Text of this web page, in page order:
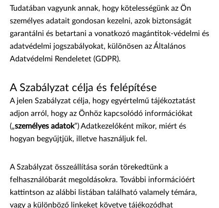
Tudatában vagyunk annak, hogy kötelességünk az Ön
személyes adatait gondosan kezelni, azok biztonságát
garantálni és betartani a vonatkozó magántitok-védelmi és
adatvédelmi jogszabályokat, különösen az Általános
Adatvédelmi Rendeletet (GDPR).
A Szabályzat célja és felépítése
A jelen Szabályzat célja, hogy egyértelmű tájékoztatást
adjon arról, hogy az Önhöz kapcsolódó információkat
(„személyes adatok”) Adatkezelőként mikor, miért és
hogyan begyűjtjük, illetve használjuk fel.
A Szabályzat összeállítása során törekedtünk a
felhasználóbarát megoldásokra. További információért
kattintson az alábbi listában található valamely témára,
vagy a különböző linkeket követve tájékozódhat